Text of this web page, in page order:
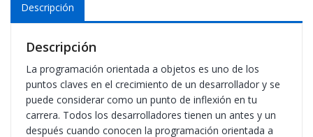
Descripción
Descripción
La programación orientada a objetos es uno de los
puntos claves en el crecimiento de un desarrollador y se
puede considerar como un punto de inflexión en tu
carrera. Todos los desarrolladores tienen un antes y un
después cuando conocen la programación orientada a